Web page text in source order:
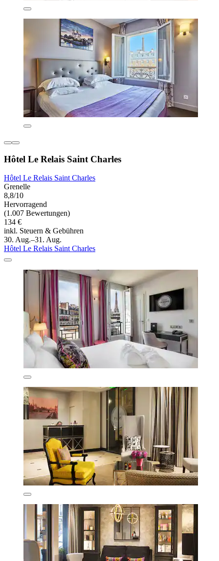
Hôtel Le Relais Saint Charles
Hôtel Le Relais Saint Charles
Grenelle
8,8/10
Hervorragend
(1.007 Bewertungen)
134 €
inkl. Steuern & Gebühren
30. Aug.–31. Aug.
Hôtel Le Relais Saint Charles